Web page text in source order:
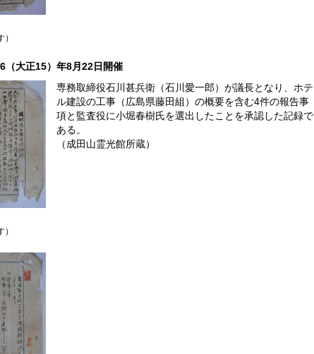
）
大正15）年8月22日開催
）
専務取締役石川甚兵衛（石川愛一郎）が議長となり、ホテ
ル建設の工事（広島県藤田組）の概要を含む4件の報告事
項と監査役に小堀春樹氏を選出したことを承認した記録で
ある。
（成田山霊光館所蔵）